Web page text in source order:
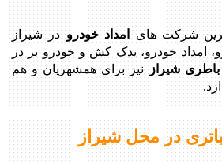
شرکت های امداد خودرودر شیراز
خودرو، یدک کش و خودرو بر در
باطری شیراز نیز برای همشهریان و هم
در محل شیراز